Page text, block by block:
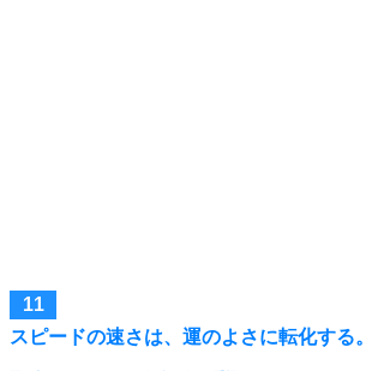
スピードの速さは、運のよさに転化する。